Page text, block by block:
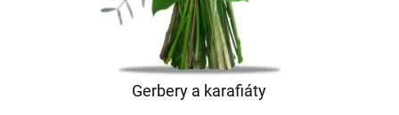
Gerbery a karafiáty